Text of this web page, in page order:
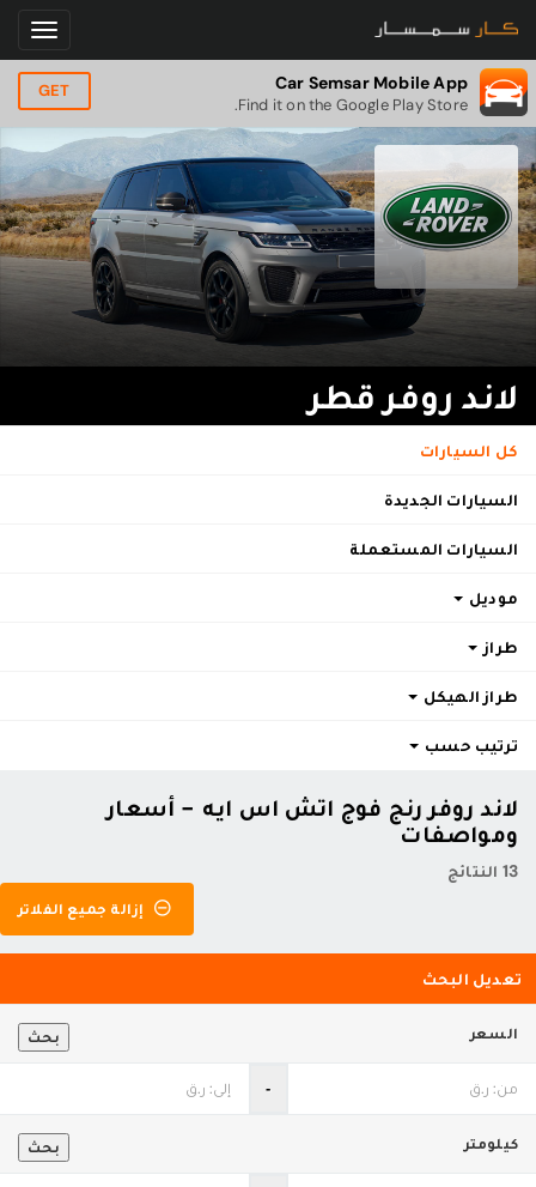
Car Semsar Mobile App
Find it on the Google Play Store.
GET
لاند روفر قطر
كل السيارات
السيارات الجديدة
السيارات المستعملة
موديل
طراز
طراز الهيكل
ترتيب حسب
لاند روفر رنج فوج اتش اس ايه - أسعار
ومواصفات
13 النتائج
إزالة جميع الفلاتر
تعديل البحث
بحث السعر
‐
بحث كيلومتر